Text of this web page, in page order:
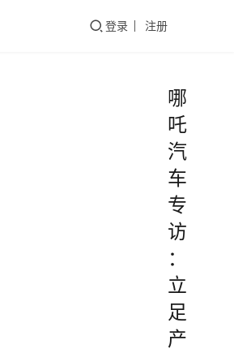
登录 注册
哪
吒
汽
车
专
访
：
立
足
产